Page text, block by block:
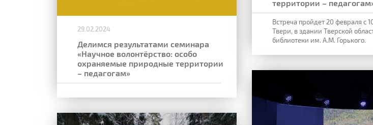
29.02.2024
Делимся результатами семинара
«Научное волонтёрство: особо
охраняемые природные территории
– педагогам»
территории –
Встреча пройдет 20 февраля с
Твери, в здании Тверской
библиотеки им. А.М. Горького.